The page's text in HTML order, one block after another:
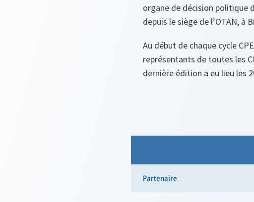
organe de décision politique
depuis le siège de l’OTAN,
Au début de chaque cycle
représentants de toutes les
dernière édition a eu lieu les
Partenaire